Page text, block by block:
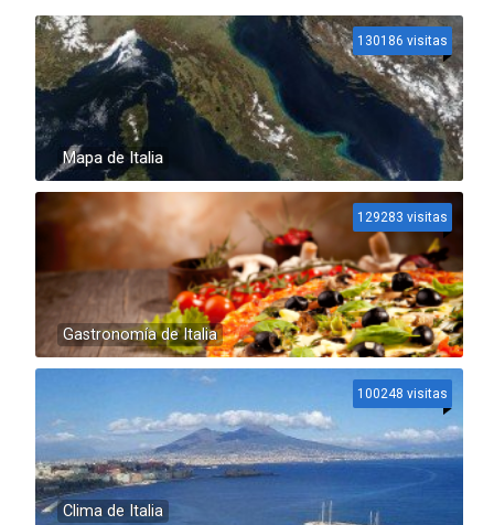
Mapa de Italia
130186 visitas
Gastronomía de Italia
129283 visitas
Clima de Italia
100248 visitas